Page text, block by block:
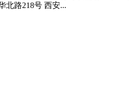
北路218号 西安...